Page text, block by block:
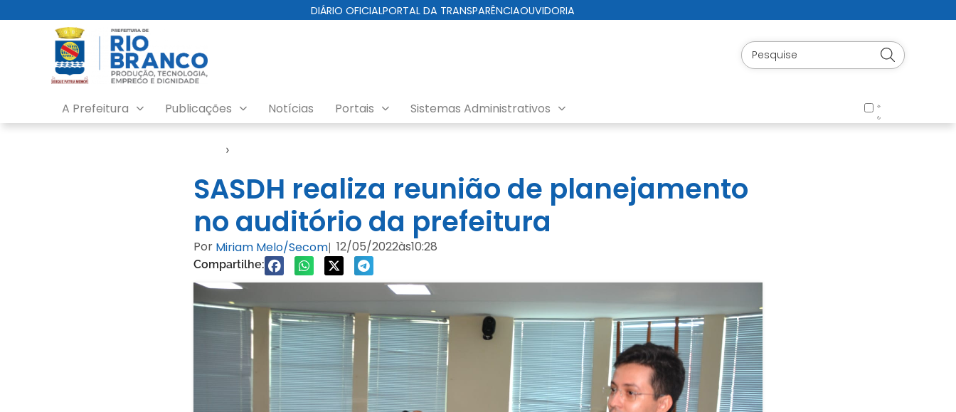
DIÁRIO OFICIALPORTAL DA TRANSPARÊNCIAOUVIDORIA
A Prefeitura Publicações Notícias Portais Sistemas Administrativos
›
SASDH realiza reunião de planejamento
no auditório da prefeitura
Por Miriam Melo/Secom| 12/05/2022às10:28
Compartilhe: